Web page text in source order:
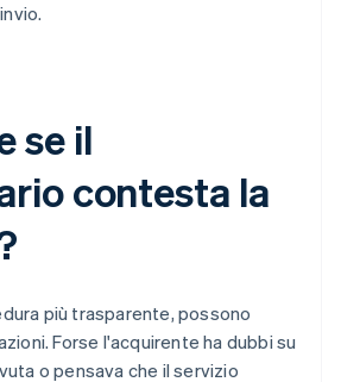
se il
contesta la
più trasparente, possono
Forse l'acquirente ha dubbi su
o pensava che il servizio